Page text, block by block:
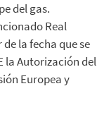
del gas.
Real
la fecha que se
la Autorización del
Europea y